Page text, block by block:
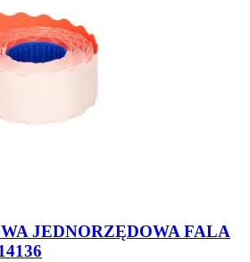
JEDNORZĘDOWA FALA